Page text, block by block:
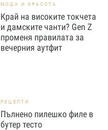
МОДА И КРАСОТА
Край на високите токчета
и дамските чанти? Gen Z
променя правилата за
вечерния аутфит
РЕЦЕПТИ
Пълнено пилешко филе в
бутер тесто